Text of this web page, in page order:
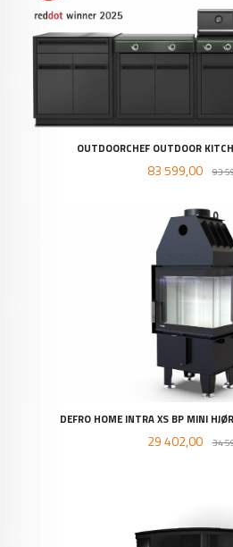
OUTDOORCHEF OUTDOOR
Tilbud
83 599,00 93
DEFRO HOME INTRA XS BP MINI
Tilbud
29 402,00 34